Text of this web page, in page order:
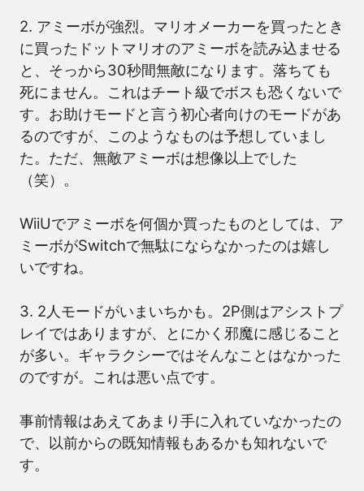
2. アミーボが強烈。マリオメーカーを買ったとき
に買ったドットマリオのアミーボを読み込ませる
と、そっから30秒間無敵になります。落ちても
死にません。これはチート級でボスも恐くないで
す。お助けモードと言う初心者向けのモードがあ
るのですが、このようなものは予想していまし
た。ただ、無敵アミーボは想像以上でした
（笑）。
WiiUでアミーボを何個か買ったものとしては、ア
ミーボがSwitchで無駄にならなかったのは嬉し
いですね。
3. 2人モードがいまいちかも。2P側はアシストプ
レイではありますが、とにかく邪魔に感じること
が多い。ギャラクシーではそんなことはなかった
のですが。これは悪い点です。
事前情報はあえてあまり手に入れていなかったの
で、以前からの既知情報もあるかも知れないで
す。